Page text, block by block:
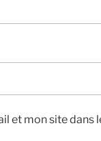
et mon site dans